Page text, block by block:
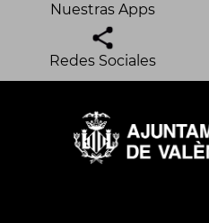
Nuestras Apps
Redes Sociales